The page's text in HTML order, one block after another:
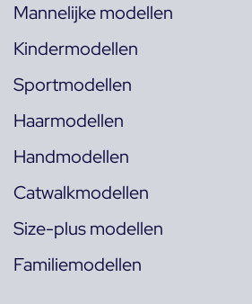
Mannelijke modellen
Kindermodellen
Sportmodellen
Haarmodellen
Handmodellen
Catwalkmodellen
Size-plus modellen
Familiemodellen